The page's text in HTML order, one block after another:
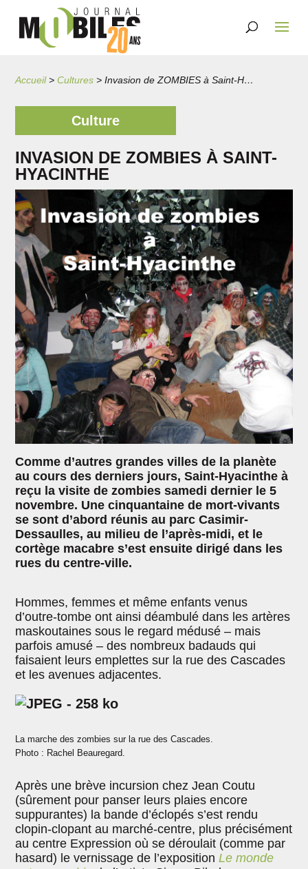
Accueil>Cultures > Invasion de ZOMBIES à Saint-Hyacinthe
Culture
INVASION DE ZOMBIES À SAINT-
HYACINTHE
Comme d’autres grandes villes de la planète
au cours des derniers jours, Saint-Hyacinthe à
reçu la visite de zombies samedi dernier le 5
novembre. Une cinquantaine de mort-vivants
se sont d’abord réunis au parc Casimir-
Dessaulles, au milieu de l’après-midi, et le
cortège macabre s’est ensuite dirigé dans les
rues du centre-ville.
Hommes, femmes et même enfants venus
d’outre-tombe ont ainsi déambulé dans les artères
maskoutaines sous le regard médusé – mais
parfois amusé – des nombreux badauds qui
faisaient leurs emplettes sur la rue des Cascades
et les avenues adjacentes.
La marche des zombies sur la rue des Cascades.
Photo : Rachel Beauregard.
Après une brève incursion chez Jean Coutu
(sûrement pour panser leurs plaies encore
suppurantes) la bande d’éclopés s’est rendu
clopin-clopant au marché-centre, plus précisément
au centre Expression où se déroulait (comme par
hasard) le vernissage de l’expositionLe monde